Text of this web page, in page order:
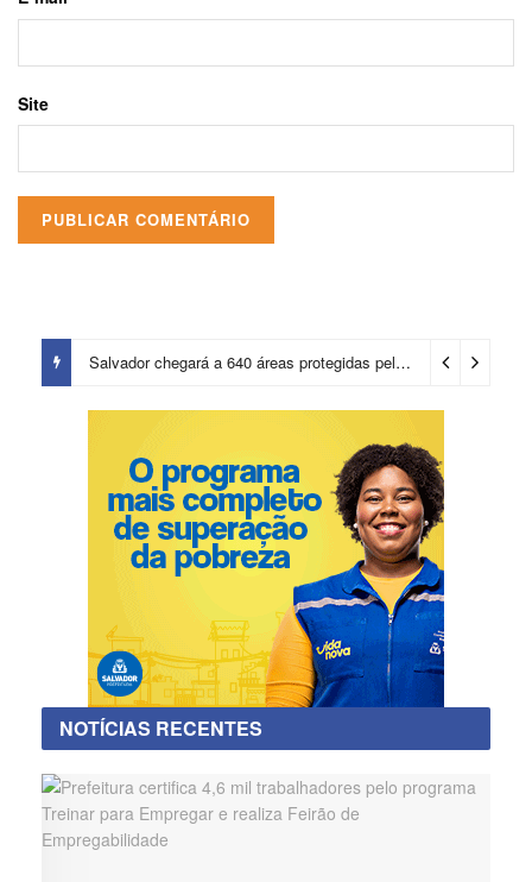
Site
Salvador chegará a 640 áreas protegidas pela Prefeitura com investimentos em contenções de encostas e prevenção de riscos
NOTÍCIAS RECENTES